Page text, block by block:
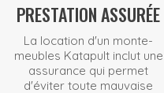
PRESTATION ASSURÉE
La location d'un monte-
meubles Katapult inclut une
assurance qui permet
d'éviter toute mauvaise